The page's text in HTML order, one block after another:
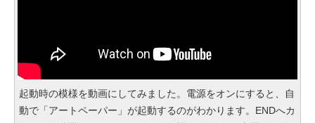
起動時の模様を動画にしてみました。電源をオンにすると、自
動で「アートペーパー」が起動するのがわかります。ENDへカ